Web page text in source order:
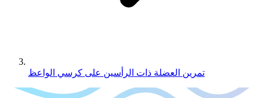
تمرين العضلة ذات الرأسين على كرسي الواعظ